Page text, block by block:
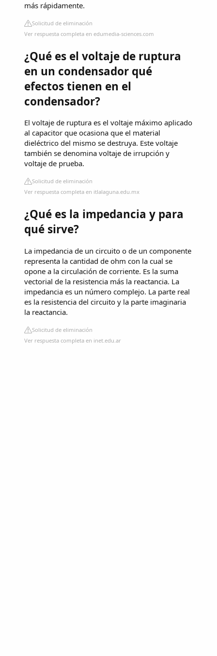
más rápidamente.
Solicitud de eliminación
Ver respuesta completa en edumedia-sciences.com
¿Qué es el voltaje de ruptura
en un condensador qué
efectos tienen en el
condensador?
El voltaje de ruptura es el voltaje máximo aplicado
al capacitor que ocasiona que el material
dieléctrico del mismo se destruya. Este voltaje
también se denomina voltaje de irrupción y
voltaje de prueba.
Solicitud de eliminación
Ver respuesta completa en itlalaguna.edu.mx
¿Qué es la impedancia y para
qué sirve?
La impedancia de un circuito o de un componente
representa la cantidad de ohm con la cual se
opone a la circulación de corriente. Es la suma
vectorial de la resistencia más la reactancia. La
impedancia es un número complejo. La parte real
es la resistencia del circuito y la parte imaginaria
la reactancia.
Solicitud de eliminación
Ver respuesta completa en inet.edu.ar